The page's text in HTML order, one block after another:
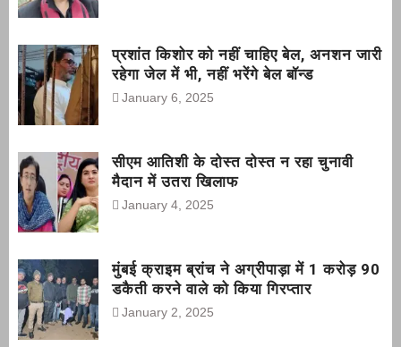
प्रशांत किशोर को नहीं चाहिए बेल, अनशन जारी
रहेगा जेल में भी, नहीं भरेंगे बेल बॉन्ड
January 6, 2025
सीएम आतिशी के दोस्त दोस्त न रहा चुनावी
मैदान में उतरा खिलाफ
January 4, 2025
मुंबई क्राइम ब्रांच ने अग्रीपाड़ा में 1 करोड़ 90
डकैती करने वाले को किया गिरप्तार
January 2, 2025